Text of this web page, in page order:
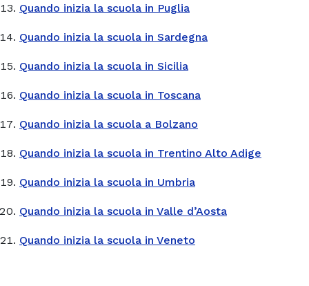
Quando inizia la scuola in Puglia
Quando inizia la scuola in Sardegna
Quando inizia la scuola in Sicilia
Quando inizia la scuola in Toscana
Quando inizia la scuola a Bolzano
Quando inizia la scuola in Trentino Alto Adige
Quando inizia la scuola in Umbria
Quando inizia la scuola in Valle d’Aosta
Quando inizia la scuola in Veneto